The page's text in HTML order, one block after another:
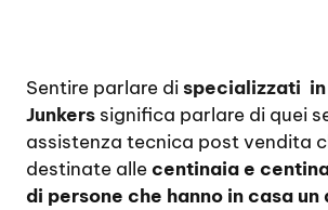
Sentire parlare di specializzati
Junkers significa parlare di quei
assistenza tecnica post vendita
destinate allecentinaia e
di persone che hanno in casa